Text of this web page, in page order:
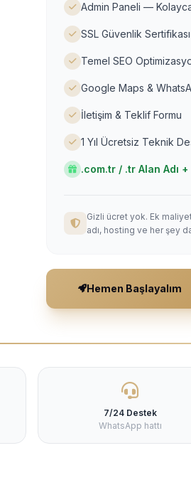
Admin Paneli —
SSL Güvenlik Sertifikası
Temel SEO
Google Maps &
İletişim & Teklif Formu
1 Yıl Ücretsiz Teknik
.com.tr / .tr Alan Adı
Gizli ücret yok. Ek
adı, hosting ve her şey
Hemen Başlayalım
7/24 Destek
WhatsApp hattı